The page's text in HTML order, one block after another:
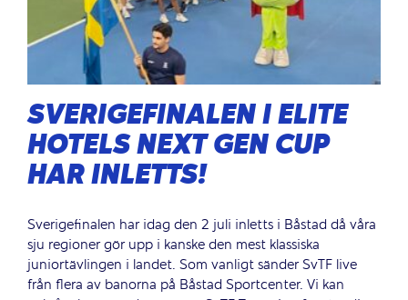
SVERIGEFINALEN I ELITE
HOTELS NEXT GEN CUP
HAR INLETTS!
Sverigefinalen har idag den 2 juli inletts i Båstad då våra
sju regioner gör upp i kanske den mest klassiska
juniortävlingen i landet. Som vanligt sänder SvTF live
från flera av banorna på Båstad Sportcenter. Vi kan